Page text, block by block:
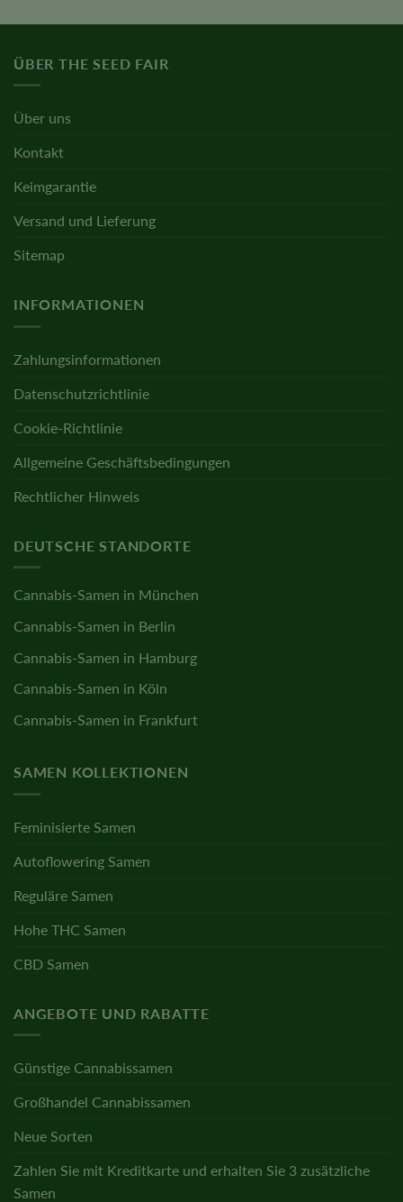
ÜBER THE SEED FAIR
Über uns
Kontakt
Keimgarantie
Versand und Lieferung
Sitemap
INFORMATIONEN
Zahlungsinformationen
Datenschutzrichtlinie
Cookie-Richtlinie
Allgemeine Geschäftsbedingungen
Rechtlicher Hinweis
DEUTSCHE STANDORTE
Cannabis-Samen in München
Cannabis-Samen in Berlin
Cannabis-Samen in Hamburg
Cannabis-Samen in Köln
Cannabis-Samen in Frankfurt
SAMEN KOLLEKTIONEN
Feminisierte Samen
Autoflowering Samen
Reguläre Samen
Hohe THC Samen
CBD Samen
ANGEBOTE UND RABATTE
Günstige Cannabissamen
Großhandel Cannabissamen
Neue Sorten
Zahlen Sie mit Kreditkarte und erhalten Sie 3 zusätzliche
Samen